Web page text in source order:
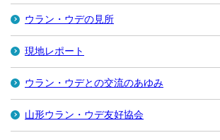
ウラン・ウデの見所
現地レポート
ウラン・ウデとの交流のあゆみ
山形ウラン・ウデ友好協会